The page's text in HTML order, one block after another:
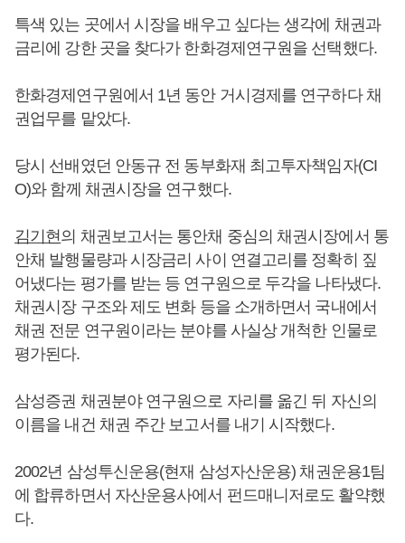
특색 있는 곳에서 시장을 배우고 싶다는 생각에 채권과
금리에 강한 곳을 찾다가 한화경제연구원을 선택했다.
한화경제연구원에서 1년 동안 거시경제를 연구하다 채
권업무를 맡았다.
당시 선배였던 안동규 전 동부화재 최고투자책임자(CI
O)와 함께 채권시장을 연구했다.
김기현의 채권보고서는 통안채 중심의 채권시장에서 통
안채 발행물량과 시장금리 사이 연결고리를 정확히 짚
어냈다는 평가를 받는 등 연구원으로 두각을 나타냈다.
채권시장 구조와 제도 변화 등을 소개하면서 국내에서
채권 전문 연구원이라는 분야를 사실상 개척한 인물로
평가된다.
삼성증권 채권분야 연구원으로 자리를 옮긴 뒤 자신의
이름을 내건 채권 주간 보고서를 내기 시작했다.
2002년 삼성투신운용(현재 삼성자산운용) 채권운용1팀
에 합류하면서 자산운용사에서 펀드매니저로도 활약했
다.